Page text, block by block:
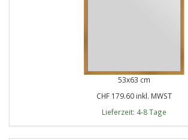
53x63 cm
CHF 179.60 inkl. MWST
Lieferzeit: 4-8 Tage